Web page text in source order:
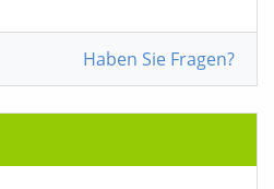
Haben Sie Fragen?